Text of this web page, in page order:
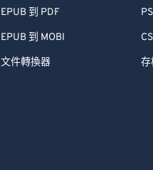
EPUB 到 PDF
EPUB 到 MOBI
文件轉換器 存